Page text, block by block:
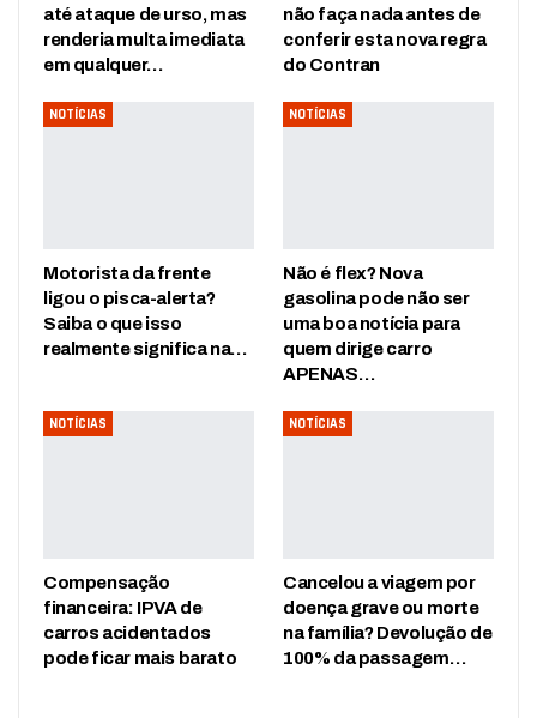
até ataque de urso, mas
renderia multa imediata
em qualquer…
não faça nada antes de
conferir esta nova regra
do Contran
NOTÍCIAS
Motorista da frente
ligou o pisca-alerta?
Saiba o que isso
realmente significa na…
NOTÍCIAS
Não é flex? Nova
gasolina pode não ser
uma boa notícia para
quem dirige carro
APENAS…
NOTÍCIAS
Compensação
financeira: IPVA de
carros acidentados
pode ficar mais barato
NOTÍCIAS
Cancelou a viagem por
doença grave ou morte
na família? Devolução de
100% da passagem…